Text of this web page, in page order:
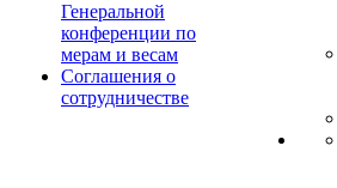
Генеральной
конференции по
мерам и весам
Соглашения о
сотрудничестве